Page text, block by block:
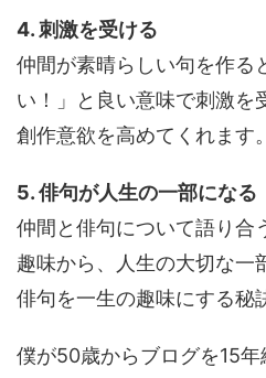
4. 刺激を受ける
仲間が素晴らしい句を作る
い！」と良い意味で刺激を
創作意欲を高めてくれます。
5. 俳句が人生の一部になる
仲間と俳句について語り合
趣味から、人生の大切な一
俳句を一生の趣味にする秘
僕が50歳からブログを15年